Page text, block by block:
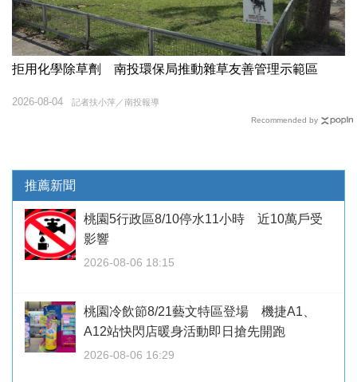
拒用化學除草劑 南投環保局推動雜草友善管理示範區
記者扶小萍／南投報導
2026-08-04
Recommended by
推薦新聞
桃園5行政區8/10停水11小時 近10萬戶受
影響
2026-08-06 18:15
桃園冷飲節8/21藝文特區登場 機捷A1、
A12站快閃店暖身活動即日搶先開跑
2026-08-06 16:29